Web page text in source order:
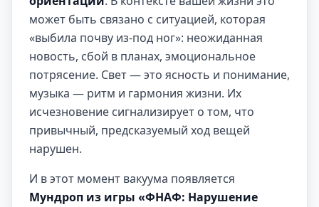
может быть связано с ситуацией, которая
«выбила почву из-под ног»: неожиданная
новость, сбой в планах, эмоциональное
потрясение. Свет — это ясность и понимание,
музыка — ритм и гармония жизни. Их
исчезновение сигнализирует о том, что
привычный, предсказуемый ход вещей
нарушен.
И в этот момент вакуума появляется
Мундроп из игры «ФНАФ: Нарушение